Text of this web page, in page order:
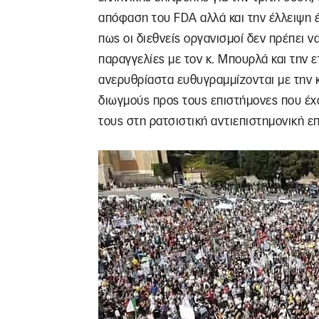
απόφαση του FDA αλλά και την
πως οι διεθνείς οργανισμοί δεν πρέπει
παραγγελίες με τον κ. Μπουρλά και την
ανερυθρίαστα ευθυγραμμίζονται με την
διωγμούς προς τους επιστήμονες που
τους στη ρατσιστική αντιεπιστημονική